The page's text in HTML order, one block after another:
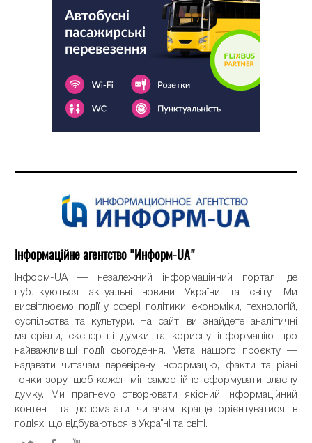
Інформаційне агентство "Информ-UA"
Інформ-UA — незалежний інформаційний портал, де
публікуються актуальні новини України та світу. Ми
висвітлюємо події у сфері політики, економіки, технологій,
суспільства та культури. На сайті ви знайдете аналітичні
матеріали, експертні думки та корисну інформацію про
найважливіші події сьогодення. Мета нашого проєкту —
надавати читачам перевірену інформацію, факти та різні
точки зору, щоб кожен міг самостійно сформувати власну
думку. Ми прагнемо створювати якісний інформаційний
контент та допомагати читачам краще орієнтуватися в
подіях, що відбуваються в Україні та світі.